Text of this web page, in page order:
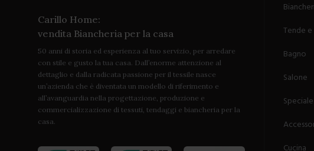
Carillo Home:
vendita Biancheria per la casa
50 anni di storia ed esperienza al tuo servizio, per arredare
con stile e gusto la tua casa. Dall’enorme attenzione al
dettaglio e dalla radicata passione per il tessile nasce
un’azienda che è diventata un modello di riferimento e
all’avanguardia nella progettazione, produzione e
commercializzazione di tessuti, tendaggi e biancheria per la
casa.
Tende
Bagno
Salone
Cucina